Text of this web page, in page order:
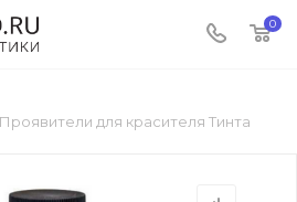
0
для красителя Тинта